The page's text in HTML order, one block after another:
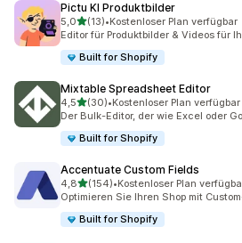
Pictu KI Produktbilder
5,0von 5 Sternen
(13)
13 Rezensionen insgesamt
•Kostenloser Plan verfügbar
Editor für Produktbilder & Videos für
Built for Shopify
Mixtable Spreadsheet Editor
4,5von 5 Sternen
(30)
30 Rezensionen insgesamt
•Kostenloser Plan verfügbar
Der Bulk-Editor, der wie Excel oder
Built for Shopify
Accentuate Custom Fields
4,8von 5 Sternen
(154)
154 Rezensionen insgesamt
•Kostenloser Plan
Optimieren Sie Ihren Shop mit
Built for Shopify